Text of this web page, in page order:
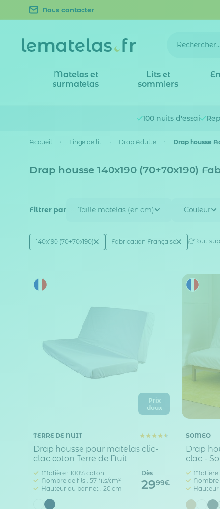
Nous contacter
Matelas et
surmatelas
Lits et
sommiers
100 nuits d'essai
Accueil Linge de lit Drap Adulte Drap housse
Drap housse 140x190 (70+70x190)
Filtrer par Taille matelas (en cm) Couleur
Active filtering(2)
Taille matelas (en cm)
140x190 (70+70x190) Fabrication française
Fabrication Française Tout
Prix
doux
TERRE DE NUIT
Drap housse pour matelas clic-
clac coton Terre de Nuit
Matière : 100% coton
Nombre de fils : 57 fils/cm²
Hauteur du bonnet : 20 cm
Dès
2999€
SOMEO
Drap
clac -
Matière
Nombre
Hauteur